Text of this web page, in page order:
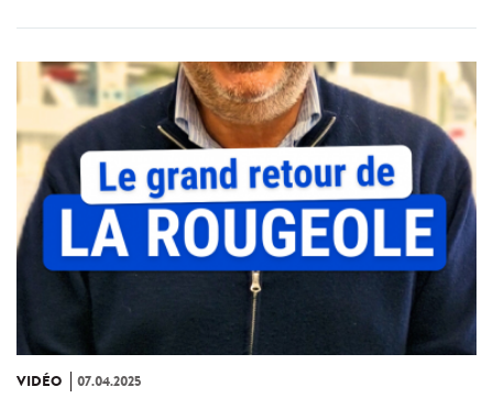
VIDÉO 07.04.2025